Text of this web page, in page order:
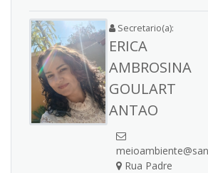
Secretario(a):
ERICA
AMBROSINA
GOULART
ANTAO
Rua Padre